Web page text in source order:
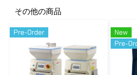
その他の商品
Pre-Order
New
Pre-